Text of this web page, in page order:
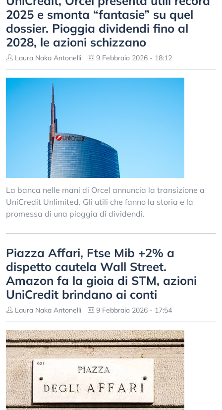
2025 e smonta “fantasie” su quel
dossier. Pioggia dividendi fino al
2028, le azioni schizzano
Laura Naka Antonelli 9 Febbraio 2026 - 18:12
La banca nelle mani di Orcel annuncia la transizione a
UniCredit Unlimited. Gli utili che fanno la storia e la
promessa di una pioggia di dividendi.
Piazza Affari, Ftse Mib +2% a
dispetto cautela Wall Street.
Amazon fa la gioia di STM, azioni
UniCredit brindano ai conti
Laura Naka Antonelli 9 Febbraio 2026 - 17:54